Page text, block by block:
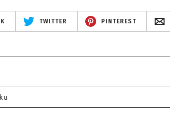
TWITTER PINTEREST